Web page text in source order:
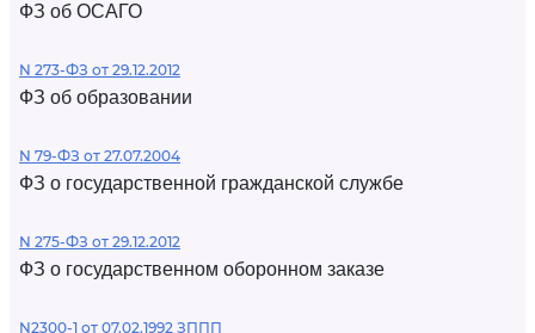
ФЗ об ОСАГО
N 273-ФЗ от 29.12.2012
ФЗ об образовании
N 79-ФЗ от 27.07.2004
ФЗ о государственной гражданской службе
N 275-ФЗ от 29.12.2012
ФЗ о государственном оборонном заказе
N2300-1 от 07.02.1992 ЗППП